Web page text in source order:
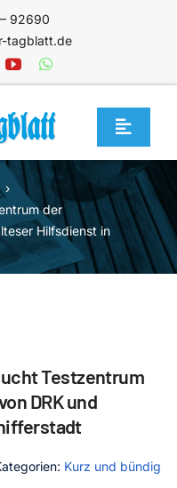
92690
tagblatt.de
Toggle
der
Hilfsdienst in
Testzentrum
DRK und
Kurz und bündig